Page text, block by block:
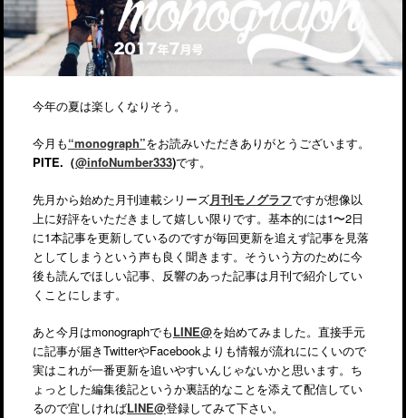
今年の夏は楽しくなりそう。
今月も“monograph”をお読みいただきありがとうございます。
PITE.（@infoNumber333)です。
先月から始めた月刊連載シリーズ月刊モノグラフですが想像以
上に好評をいただきまして嬉しい限りです。基本的には1〜2日
に1本記事を更新しているのですが毎回更新を追えず記事を見落
としてしまうという声も良く聞きます。そういう方のために今
後も読んでほしい記事、反響のあった記事は月刊で紹介してい
くことにします。
あと今月はmonographでもLINE@を始めてみました。直接手元
に記事が届きTwitterやFacebookよりも情報が流れににくいので
実はこれが一番更新を追いやすいんじゃないかと思います。ち
ょっとした編集後記というか裏話的なことを添えて配信してい
るので宜しければLINE@登録してみて下さい。